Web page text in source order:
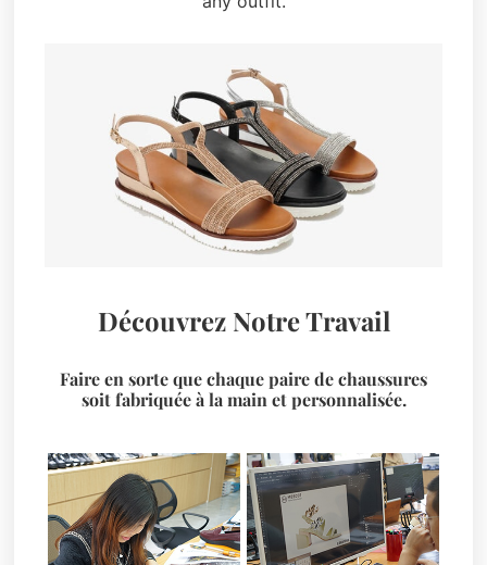
Découvrez Notre Travail
Faire en sorte que chaque paire de chaussures
soit fabriquée à la main et personnalisée.